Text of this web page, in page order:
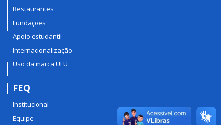
Restaurantes
Fundações
Apoio estudantil
Internacionalização
Uso da marca UFU
FEQ
Institucional
Equipe